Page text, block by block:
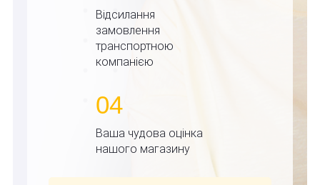
Відсилання
замовлення
транспортною
компанією
04
Ваша чудова оцінка
нашого магазину